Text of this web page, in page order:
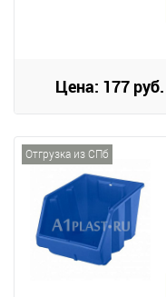
Цена: 177 руб.
Отгрузка из СПб